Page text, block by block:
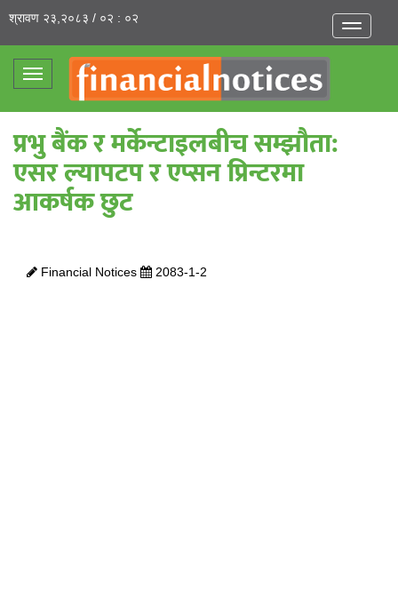
Toggle
श्रावण २३,२०८३ / ०२ : ०२
Toggle
प्रभु बैंक र मर्केन्टाइलबीच सम्झौता:
एसर ल्यापटप र एप्सन प्रिन्टरमा
आकर्षक छुट
Financial Notices 2083-1-2